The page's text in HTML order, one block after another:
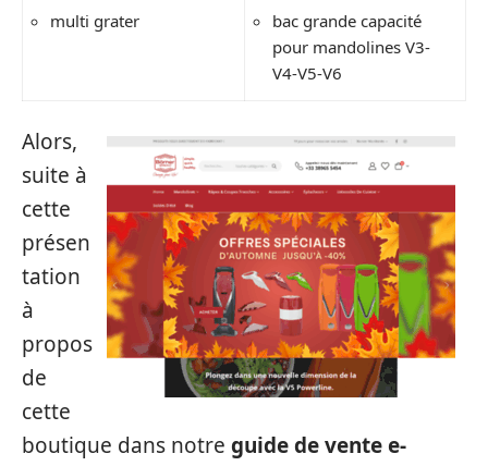
multi grater
bac grande capacité
pour mandolines V3-
V4-V5-V6
Alors,
suite à
cette
présen
tation
à
propos
de
cette
boutique dans notre guide de vente e-